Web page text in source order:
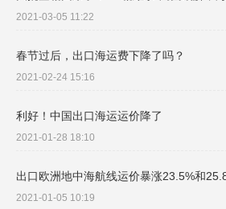
2021-03-05 11:22
春节过后，出口海运费下降了吗？
2021-02-24 15:16
利好！中国出口海运运价降了
2021-01-28 18:10
出口欧洲地中海航线运价暴涨23.5%和
2021-01-05 10:19